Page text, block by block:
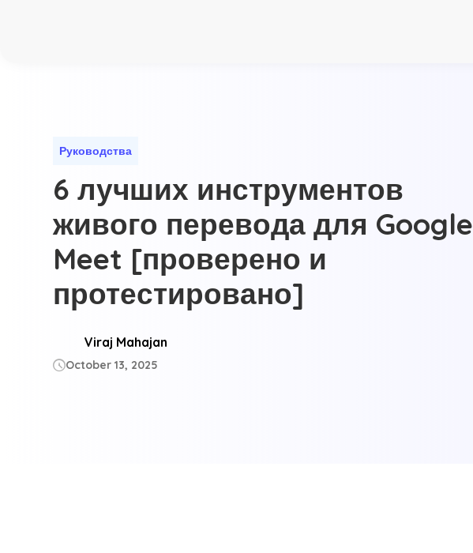
Руководства
6 лучших инструментов
живого перевода для Google
Meet [проверено и
протестировано]
Viraj Mahajan
October 13, 2025